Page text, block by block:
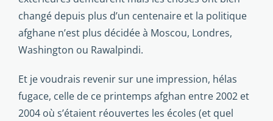
changé depuis plus d’un centenaire et la politique
afghane n’est plus décidée à Moscou, Londres,
Washington ou Rawalpindi.
Et je voudrais revenir sur une impression, hélas
fugace, celle de ce printemps afghan entre 2002 et
2004 où s’étaient réouvertes les écoles (et quel